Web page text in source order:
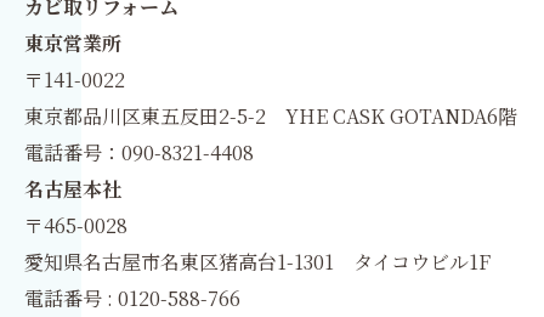
カビ取リフォーム
東京営業所
〒141-0022
東京都品川区東五反田2-5-2 YHE CASK GOTANDA6階
電話番号：090-8321-4408
名古屋本社
〒465-0028
愛知県名古屋市名東区猪高台1-1301 タイコウビル1F
電話番号 : 0120-588-766